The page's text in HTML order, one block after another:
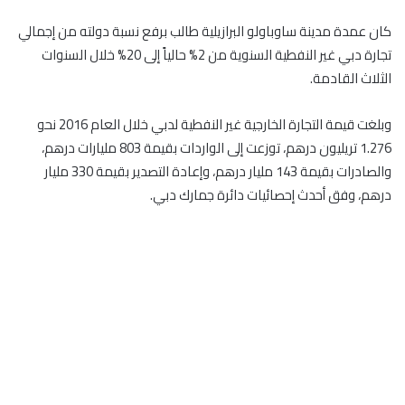
كان عمدة مدينة ساوباولو البرازيلية طالب برفع نسبة دولته من إجمالي
تجارة دبي غير النفطية السنوية من 2% حالياً إلى 20% خلال السنوات
الثلاث القادمة.
وبلغت قيمة التجارة الخارجية غير النفطية لدبي خلال العام 2016 نحو
1.276 تريليون درهم، توزعت إلى الواردات بقيمة 803 مليارات درهم،
والصادرات بقيمة 143 مليار درهم، وإعادة التصدير بقيمة 330 مليار
درهم، وفق أحدث إحصائيات دائرة جمارك دبي.